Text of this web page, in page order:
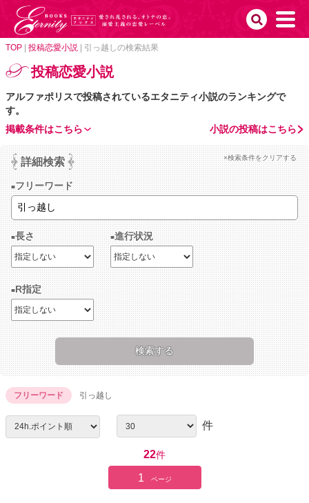
TOP 投稿恋愛小説 引っ越しの検索結果
投稿恋愛小説
アルファポリスで投稿されているエタニティ小説のランキングで
す。
小説の投稿はこちら
掲載条件はこちら
詳細検索 ×検索条件をクリアする
フリーワード
長さ 進行状況
R指定
フリーワード 引っ越し
件
22件
1 ページ